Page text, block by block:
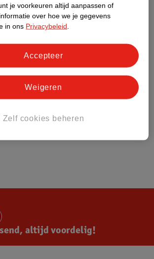
altijd voordelig!
je voorkeuren altijd aanpassen of
over hoe we je gegevens
in ons Privacybeleid
Zelf cookies beheren
Weigeren
Accepteer